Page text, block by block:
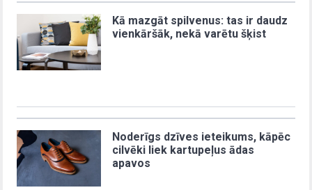
Kā mazgāt spilvenus: tas ir daudz
vienkāršāk, nekā varētu šķist
Noderīgs dzīves ieteikums, kāpēc
cilvēki liek kartupeļus ādas
apavos